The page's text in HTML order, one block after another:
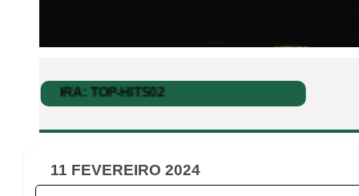
11 FEVEREIRO 2024